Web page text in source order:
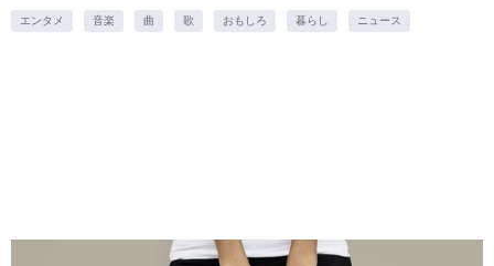
エンタメ 音楽 曲 歌 おもしろ 暮らし ニュース